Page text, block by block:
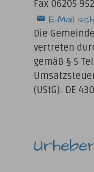
Fax 06205
E-Mail
Die
vertreten
gemäß § 5
(UStG): DE